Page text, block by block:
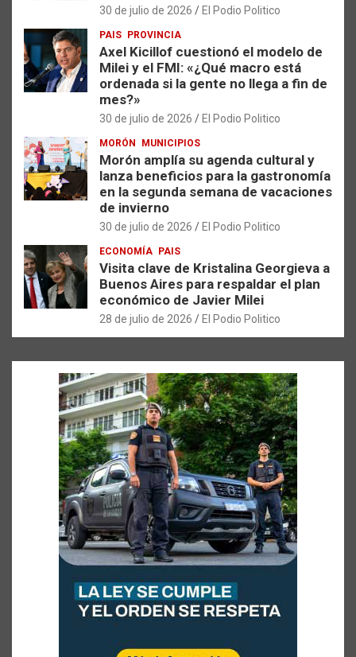
30 de julio de 2026 El Podio Politico
PAIS PROVINCIA
Axel Kicillof cuestionó el modelo de
Milei y el FMI: «¿Qué macro está
ordenada si la gente no llega a fin de
mes?»
30 de julio de 2026 El Podio Politico
MORÓN MUNICIPIOS
Morón amplía su agenda cultural y
lanza beneficios para la gastronomía
en la segunda semana de vacaciones
de invierno
30 de julio de 2026 El Podio Politico
ECONOMÍA PAIS
Visita clave de Kristalina Georgieva a
Buenos Aires para respaldar el plan
económico de Javier Milei
28 de julio de 2026 El Podio Politico